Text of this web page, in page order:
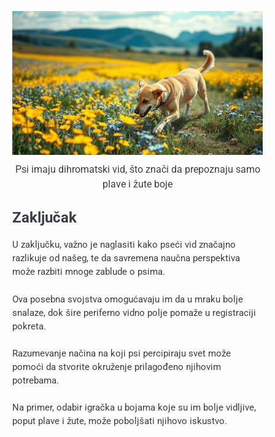
Psi imaju dihromatski vid, što znači da prepoznaju samo
plave i žute boje
Zaključak
U zaključku, važno je naglasiti kako pseći vid značajno
razlikuje od našeg, te da savremena naučna perspektiva
može razbiti mnoge zablude o psima.
Ova posebna svojstva omogućavaju im da u mraku bolje
snalaze, dok šire periferno vidno polje pomaže u registraciji
pokreta.
Razumevanje načina na koji psi percipiraju svet može
pomoći da stvorite okruženje prilagođeno njihovim
potrebama.
Na primer, odabir igračka u bojama koje su im bolje vidljive,
poput plave i žute, može poboljšati njihovo iskustvo.